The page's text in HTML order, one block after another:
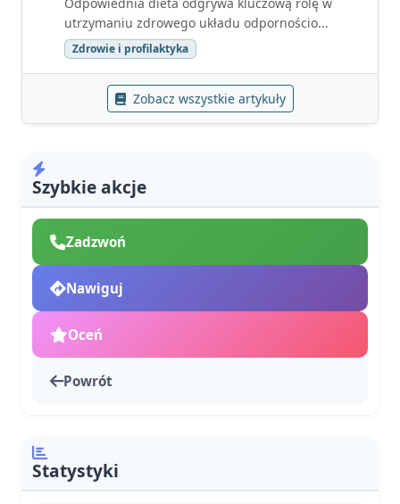
utrzymaniu zdrowego układu odpornościo...
Zdrowie i profilaktyka
Zobacz wszystkie artykuły
Szybkie akcje
Zadzwoń
Nawiguj
Oceń
Powrót
Statystyki